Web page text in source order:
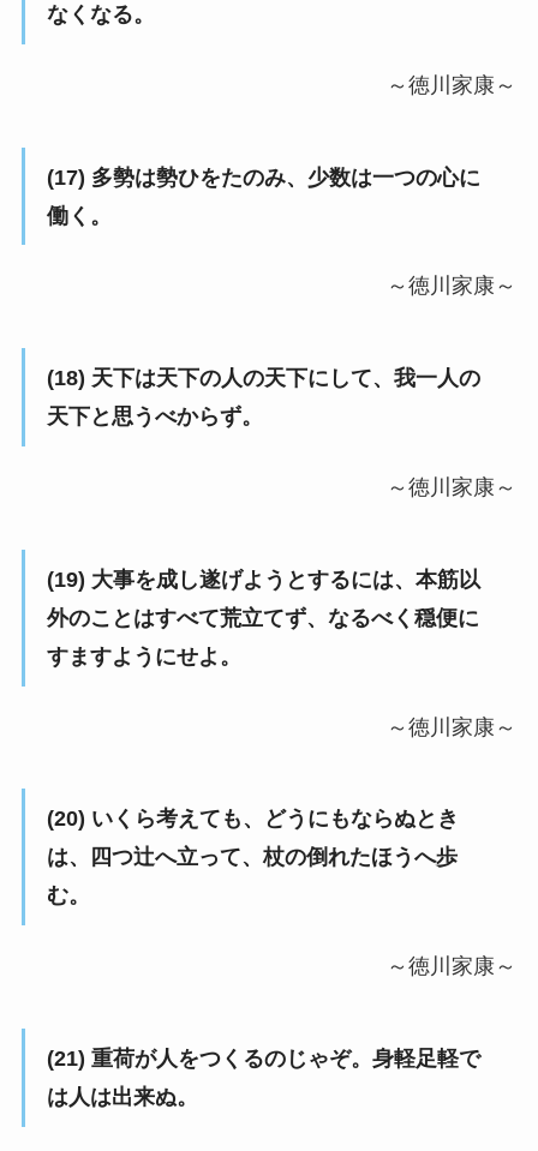
なくなる。
～徳川家康～
(17) 多勢は勢ひをたのみ、少数は一つの心に
働く。
～徳川家康～
(18) 天下は天下の人の天下にして、我一人の
天下と思うべからず。
～徳川家康～
(19) 大事を成し遂げようとするには、本筋以
外のことはすべて荒立てず、なるべく穏便に
すますようにせよ。
～徳川家康～
(20) いくら考えても、どうにもならぬとき
は、四つ辻へ立って、杖の倒れたほうへ歩
む。
～徳川家康～
(21) 重荷が人をつくるのじゃぞ。身軽足軽で
は人は出来ぬ。